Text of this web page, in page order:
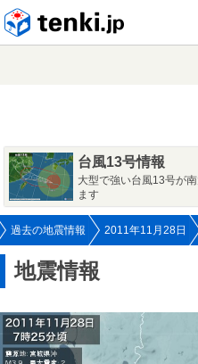
台風13号情報
大型で強い台風13号が
ます
過去の地震情報 2011年11月28日
地震情報